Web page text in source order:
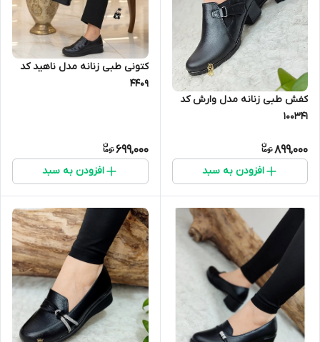
کفش طبی زنانه مدل وارش کد
100341
899,000
افزودن به سبد
کتونی طبی زنانه مدل ناهید کد
۴۴۰۹
699,000
افزودن به سبد